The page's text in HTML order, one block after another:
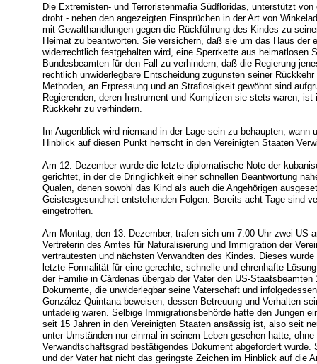
Die Extremisten- und Terroristenmafia Südfloridas, unterstützt
droht - neben den angezeigten Einsprüchen in der Art von
mit Gewalthandlungen gegen die Rückführung des Kindes zu
Heimat zu beantworten. Sie versichern, daß sie um das Haus der
widerrechtlich festgehalten wird, eine Sperrkette aus heimatlosen
Bundesbeamten für den Fall zu verhindern, daß die Regierung
rechtlich unwiderlegbare Entscheidung zugunsten seiner
Methoden, an Erpressung und an Straflosigkeit gewöhnt sind
Regierenden, deren Instrument und Komplizen sie stets waren,
Rückkehr zu verhindern.
Im Augenblick wird niemand in der Lage sein zu behaupten, wann
Hinblick auf diesen Punkt herrscht in den Vereinigten Staaten
Am 12. Dezember wurde die letzte diplomatische Note der
gerichtet, in der die Dringlichkeit einer schnellen Beantwortung
Qualen, denen sowohl das Kind als auch die Angehörigen
Geistesgesundheit entstehenden Folgen. Bereits acht Tage sind
eingetroffen.
Am Montag, den 13. Dezember, trafen sich um 7:00 Uhr zwei
Vertreterin des Amtes für Naturalisierung und Immigration der
vertrautesten und nächsten Verwandten des Kindes. Dieses
letzte Formalität für eine gerechte, schnelle und ehrenhafte
der Familie in Cárdenas übergab der Vater den US-
Dokumente, die unwiderlegbar seine Vaterschaft und
González Quintana beweisen, dessen Betreuung und Verhalten
untadelig waren. Selbige Immigrationsbehörde hatte den Jungen
seit 15 Jahren in den Vereinigten Staaten ansässig ist, also seit
unter Umständen nur einmal in seinem Leben gesehen hatte,
Verwandtschaftsgrad bestätigendes Dokument abgefordert
und der Vater hat nicht das geringste Zeichen im Hinblick auf die